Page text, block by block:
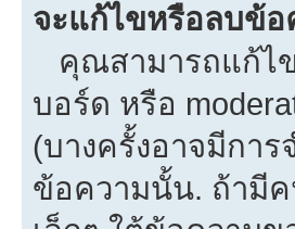
จะแก้ไขหรือลบข้อ
คุณสามารถแก้ไข
บอร์ด หรือ
(บางครั้งอาจมีกา
ข้อความนั้น. ถ้ามี